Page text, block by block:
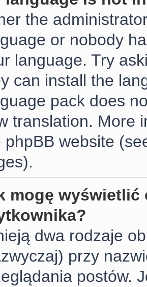
the
or nobody
language. Try
can install the
pack does
translation. More
phpBB website
mogę wyświetlić
dwa rodzaje
przy
postów.